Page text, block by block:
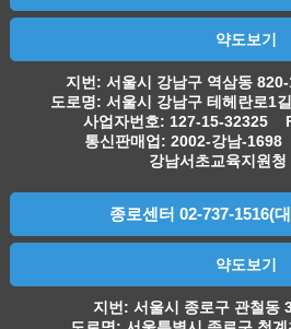
약도보기
지번: 서울시 강남구 역삼동
도로명: 서울시 강남구 테헤란로1
사업자번호: 127-15-32325
통신판매업: 2002-강남-
강남서초교육지원
종로센터 02-737-1516(
약도보기
지번: 서울시 종로구 관철동